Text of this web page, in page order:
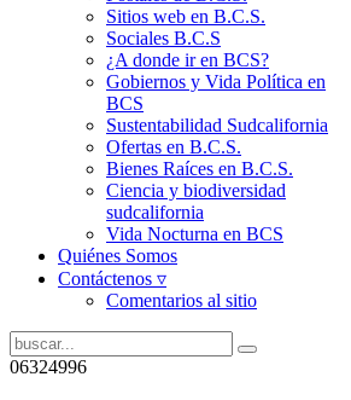
Sitios web en B.C.S.
Sociales B.C.S
¿A donde ir en BCS?
Gobiernos y Vida Política en
BCS
Sustentabilidad Sudcalifornia
Ofertas en B.C.S.
Bienes Raíces en B.C.S.
Ciencia y biodiversidad
sudcalifornia
Vida Nocturna en BCS
Quiénes Somos
Contáctenos ▿
Comentarios al sitio
06324996